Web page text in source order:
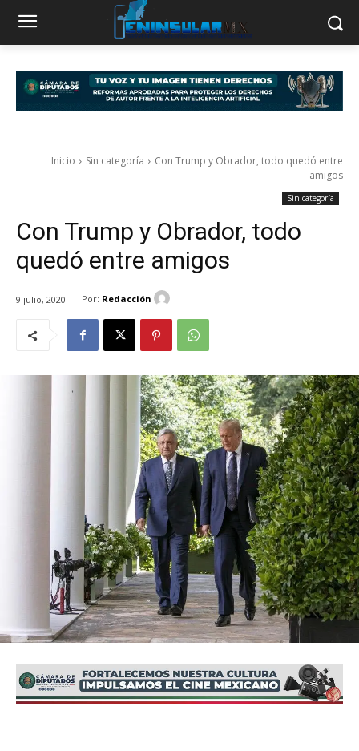
Inicio Sin categoría
Con Trump y Obrador, todo quedó entre
amigos
Sin categoría
Con Trump y Obrador, todo
quedó entre amigos
9 julio, 2020 Por: Redacción